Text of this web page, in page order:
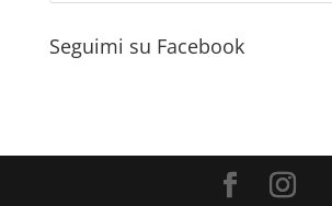
Seguimi su Facebook